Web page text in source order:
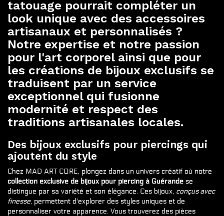
tatouage pourrait compléter un
look unique avec des accessoires
artisanaux et personnalisés ?
Notre expertise et notre passion
pour l'art corporel ainsi que pour
les créations de bijoux exclusifs se
traduisent par un service
exceptionnel qui fusionne
modernité et respect des
traditions artisanales locales.
Des bijoux exclusifs pour piercings qui
ajoutent du style
Chez MAD ART CORE, plongez dans un univers créatif où notre
collection exclusive de bijoux pour piercing à Guérande se
distingue par sa variété et son élégance. Ces bijoux, conçus avec
finesse, permettent d'explorer des styles uniques et de
personnaliser votre apparence. Vous trouverez des pièces